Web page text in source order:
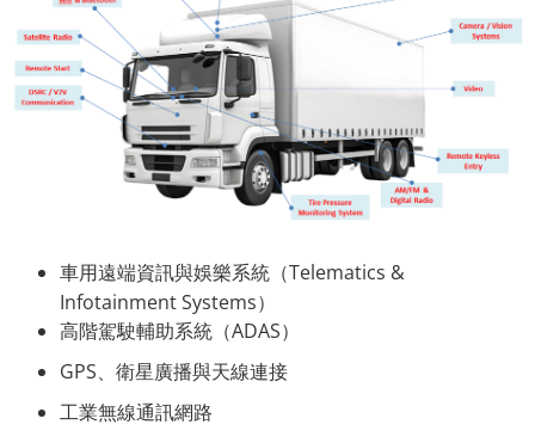
車用遠端資訊與娛樂系統（Telematics &
Infotainment Systems）
高階駕駛輔助系統（ADAS）
GPS、衛星廣播與天線連接
工業無線通訊網路